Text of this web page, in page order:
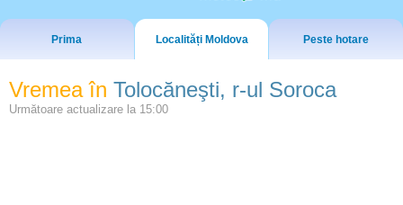
Prima Localități Moldova Peste hotare
Vremea în Tolocăneşti, r-ul Soroca
Următoare actualizare la 15:00